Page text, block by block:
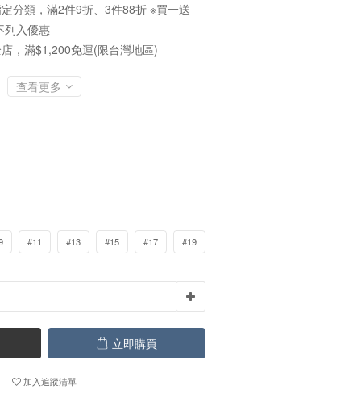
分類，滿2件9折、3件88折 ※買一送
列入優惠
，滿$1,200免運(限台灣地區)
查看更多
#11 #13 #15 #17 #19
立即購買
加入追蹤清單